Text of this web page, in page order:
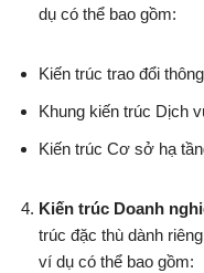
dụ có thể bao gồm:
Kiến trúc trao đổi
Khung kiến trúc Dịch
Kiến trúc Cơ sở hạ
Kiến trúc Doanh
trúc đặc thù dành
ví dụ có thể bao gồm: